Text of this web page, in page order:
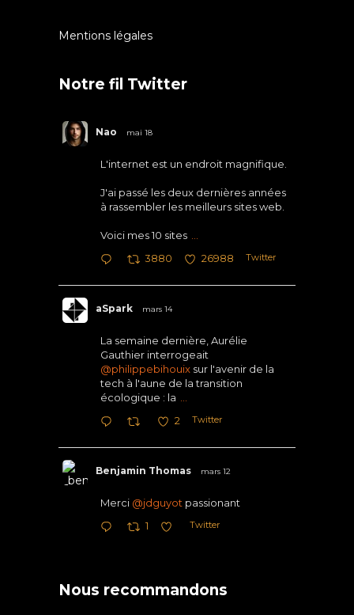
Mentions légales
Notre fil Twitter
Nao mai 18
L'internet est un endroit magnifique.
J'ai passé les deux dernières années
à rassembler les meilleurs sites web.
Voici mes 10 sites
3880 26988 Twitter
aSpark mars 14
La semaine dernière, Aurélie
Gauthier interrogeait
@philippebihouix sur l'avenir de la
tech à l'aune de la transition
écologique : la
2 Twitter
Benjamin Thomas mars 12
Merci @jdguyot passionant
1 Twitter
Nous recommandons